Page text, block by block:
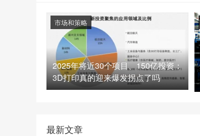
2025年将近30个项目、150亿投资：
3D打印真的迎来爆发拐点了吗
市场和策略
最新文章